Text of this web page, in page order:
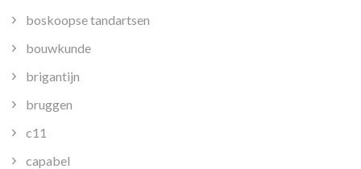
boskoopse tandartsen
bouwkunde
brigantijn
bruggen
c11
capabel